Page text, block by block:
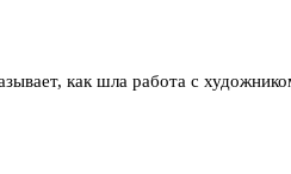
как шла работа с